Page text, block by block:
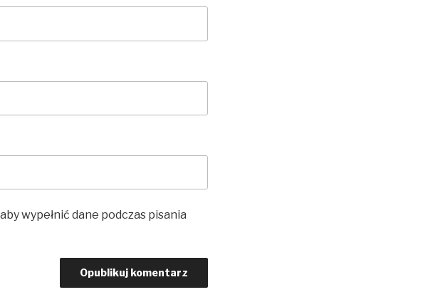
wypełnić dane podczas pisania